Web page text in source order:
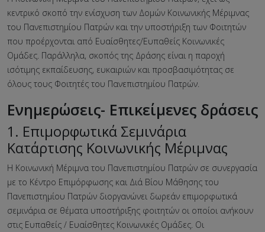
κεντρικό σκοπό την ενίσχυση των Δομών Κοινωνικής Μέριμνας
του Πανεπιστημίου Πατρών και την υποστήριξη των Φοιτητών
που προέρχονται από Ευαίσθητες/Ευπαθείς Κοινωνικές
Ομάδες. Παράλληλα, σκοπός της Δράσης είναι η παροχή
ισότιμης εκπαίδευσης, ευκαιριών και προσβασιμότητας σε
όλους τους Φοιτητές του Πανεπιστημίου Πατρών.
Ενημερώσεις- Επικείμενες δράσεις
1. Επιμορφωτικά Σεμινάρια
Κατάρτισης Κοινωνικής Μέριμνας
Η Κοινωνική Μέριμνα του Πανεπιστημίου Πατρών σε συνεργασία
με το Κέντρο Επιμόρφωσης και Διά Βίου Μάθησης του
Πανεπιστημίου Πατρών διοργανώνει δωρεάν επιμορφωτικά
σεμινάρια σε θέματα υποστήριξης φοιτητών οι οποίοι ανήκουν
στις Ευπαθείς / Ευαίσθητες Κοινωνικές Ομάδες. Οι